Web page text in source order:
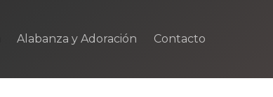
Alabanza y Adoración Contacto